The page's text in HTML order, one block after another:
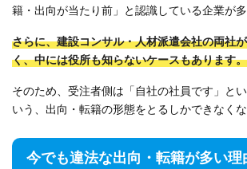
籍・出向が当たり前」と認識している企業が多
さらに、建設コンサル・人材派遣会社の両社
く、中には役所も知らないケースもあります。
そのため、受注者側は「自社の社員です」と
いう、出向・転籍の形態をとるしかできなくな
今でも違法な出向・転籍が多い